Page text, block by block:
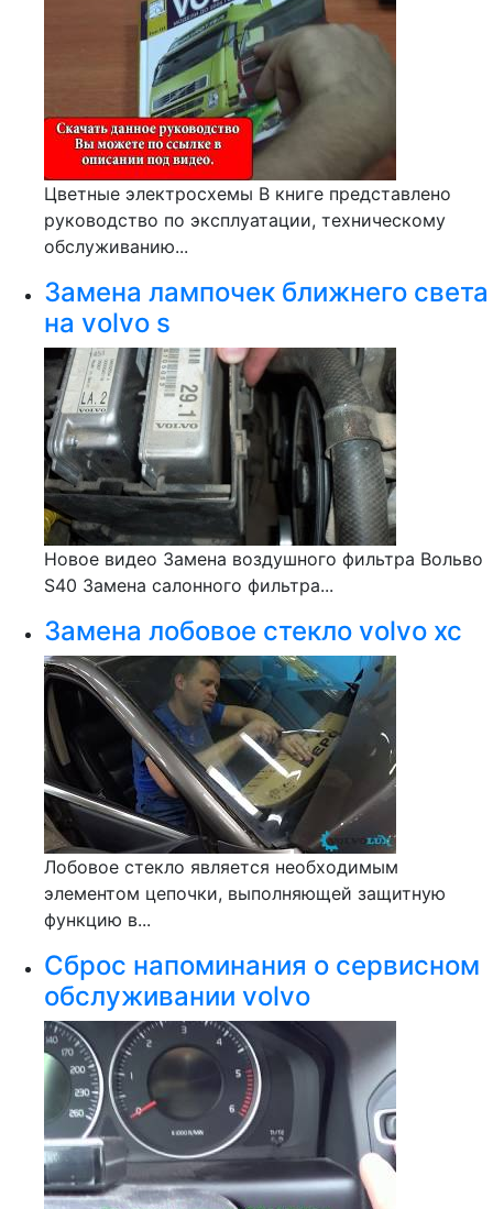
Цветные электросхемы В книге представлено
руководство по эксплуатации, техническому
обслуживанию...
Замена лампочек ближнего света
на volvo s
Новое видео Замена воздушного фильтра Вольво
S40 Замена салонного фильтра...
Замена лобовое стекло volvo xc
Лобовое стекло является необходимым
элементом цепочки, выполняющей защитную
функцию в...
Сброс напоминания о сервисном
обслуживании volvo